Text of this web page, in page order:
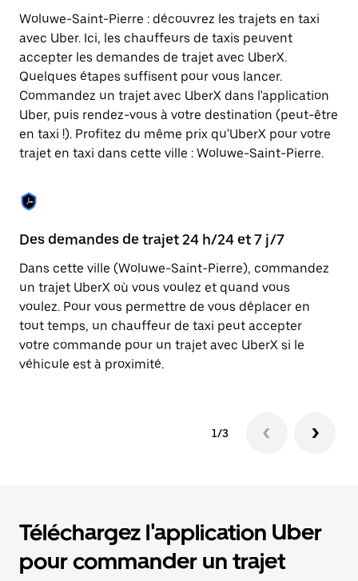
une
date.
Appuyez
sur
la
touche
Échap
pour
fermer
le
calendrier.
Woluwe-Saint-Pierre : découvrez les trajets en taxi
avec Uber. Ici, les chauffeurs de taxis peuvent
accepter les demandes de trajet avec UberX.
Quelques étapes suffisent pour vous lancer.
Commandez un trajet avec UberX dans l'application
Uber, puis rendez-vous à votre destination (peut-être
en taxi !). Profitez du même prix qu'UberX pour votre
trajet en taxi dans cette ville : Woluwe-Saint-Pierre.
Des demandes de trajet 24 h/24 et 7 j/7
Dans cette ville (Woluwe-Saint-Pierre), commandez
un trajet UberX où vous voulez et quand vous
voulez. Pour vous permettre de vous déplacer en
tout temps, un chauffeur de taxi peut accepter
votre commande pour un trajet avec UberX si le
véhicule est à proximité.
1/3
Téléchargez l'application Uber
pour commander un trajet